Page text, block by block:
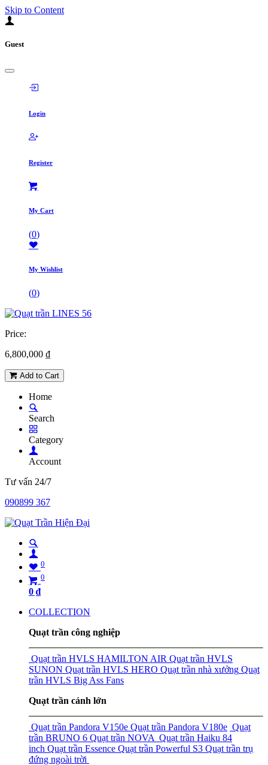
Skip to Content
Guest
Login
Register
My Cart
(0)
My Wishlist
(0)
Price:
6,800,000 ₫
Add to Cart
Home
Search
Category
Account
Tư vấn 24/7
090899 367
0
0
0 ₫
COLLECTION
Quạt trần công nghiệp
Quạt trần HVLS HAMILTON AIR Quạt trần HVLS
SUNON Quạt trần HVLS HERO Quạt trần nhà xưởng Quạt
trần HVLS Big Ass Fans
Quạt trần cánh lớn
Quạt trần Pandora V150e Quạt trần Pandora V180e Quạt
trần BRUNO 6 Quạt trần NOVA Quạt trần Haiku 84
inch Quạt trần Essence Quạt trần Powerful S3 Quạt trần trụ
đứng ngoài trời